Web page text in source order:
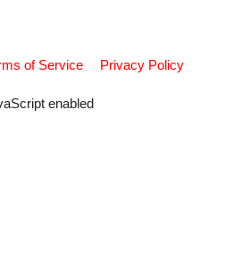
of Service Privacy Policy
enabled